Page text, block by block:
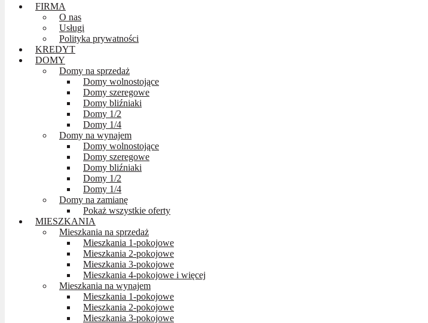
FIRMA
O nas
Usługi
Polityka prywatności
KREDYT
DOMY
Domy na sprzedaż
Domy wolnostojące
Domy szeregowe
Domy bliźniaki
Domy 1/2
Domy 1/4
Domy na wynajem
Domy wolnostojące
Domy szeregowe
Domy bliźniaki
Domy 1/2
Domy 1/4
Domy na zamianę
Pokaż wszystkie oferty
MIESZKANIA
Mieszkania na sprzedaż
Mieszkania 1-pokojowe
Mieszkania 2-pokojowe
Mieszkania 3-pokojowe
Mieszkania 4-pokojowe i więcej
Mieszkania na wynajem
Mieszkania 1-pokojowe
Mieszkania 2-pokojowe
Mieszkania 3-pokojowe